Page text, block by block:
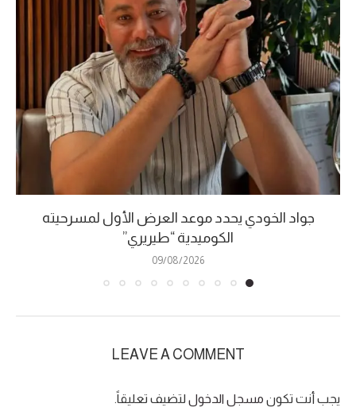
جواد الخودي يحدد موعد العرض الأول لمسرحيته
الكوميدية “طيريري”
09/08/2026
LEAVE A COMMENT
يجب أنت تكون مسجل الدخول لتضيف تعليقاً.